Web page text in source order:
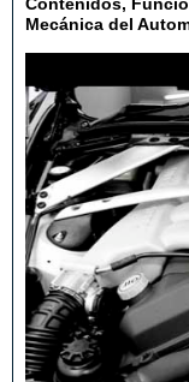
Mecánica del